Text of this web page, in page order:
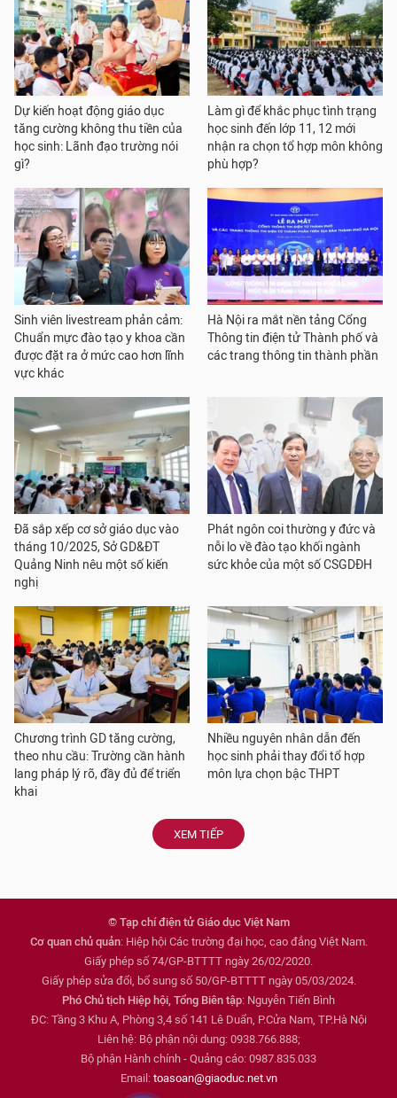
Dự kiến hoạt động giáo dục
tăng cường không thu tiền của
học sinh: Lãnh đạo trường nói
gì?
Làm gì để khắc phục tình trạng
học sinh đến lớp 11, 12 mới
nhận ra chọn tổ hợp môn không
phù hợp?
Sinh viên livestream phản cảm:
Chuẩn mực đào tạo y khoa cần
được đặt ra ở mức cao hơn lĩnh
vực khác
Hà Nội ra mắt nền tảng Cổng
Thông tin điện tử Thành phố và
các trang thông tin thành phần
Đã sắp xếp cơ sở giáo dục vào
tháng 10/2025, Sở GD&ĐT
Quảng Ninh nêu một số kiến
nghị
Phát ngôn coi thường y đức và
nỗi lo về đào tạo khối ngành
sức khỏe của một số CSGDĐH
Chương trình GD tăng cường,
theo nhu cầu: Trường cần hành
lang pháp lý rõ, đầy đủ để triển
khai
Nhiều nguyên nhân dẫn đến
học sinh phải thay đổi tổ hợp
môn lựa chọn bậc THPT
XEM TIẾP
© Tạp chí điện tử Giáo dục Việt Nam
Cơ quan chủ quản: Hiệp hội Các trường đại học, cao đẳng Việt Nam.
Giấy phép số 74/GP-BTTTT ngày 26/02/2020.
Giấy phép sửa đổi, bổ sung số 50/GP-BTTTT ngày 05/03/2024.
Phó Chủ tịch Hiệp hội, Tổng Biên tập: Nguyễn Tiến Bình
ĐC: Tầng 3 Khu A, Phòng 3,4 số 141 Lê Duẩn, P.Cửa Nam, TP.Hà Nội
Liên hệ: Bộ phận nội dung: 0938.766.888;
Bộ phận Hành chính - Quảng cáo: 0987.835.033
Email: toasoan@giaoduc.net.vn